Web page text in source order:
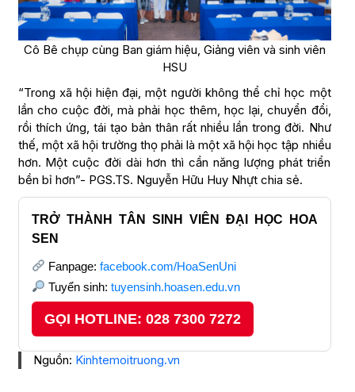
Cô Bê chụp cùng Ban giám hiệu, Giảng viên và sinh viên
HSU
“Trong xã hội hiện đại, một người không thể chỉ học một
lần cho cuộc đời, mà phải học thêm, học lại, chuyển đổi,
rồi thích ứng, tái tạo bản thân rất nhiều lần trong đời. Như
thế, một xã hội trường thọ phải là một xã hội học tập nhiều
hơn. Một cuộc đời dài hơn thì cần năng lượng phát triển
bền bỉ hơn”- PGS.TS. Nguyễn Hữu Huy Nhựt chia sẻ.
TRỞ THÀNH TÂN SINH VIÊN ĐẠI HỌC HOA
SEN
Fanpage: facebook.com/HoaSenUni
Tuyển sinh: tuyensinh.hoasen.edu.vn
GỌI HOTLINE: 028 7300 7272
Nguồn: Kinhtemoitruong.vn